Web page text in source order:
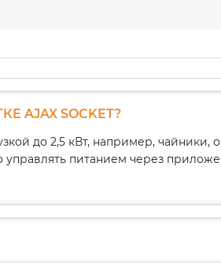
SOCKET?
до 2,5 кВт, например,
управлять питанием через